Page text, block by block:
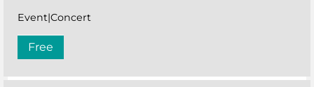
Event|Concert
Free